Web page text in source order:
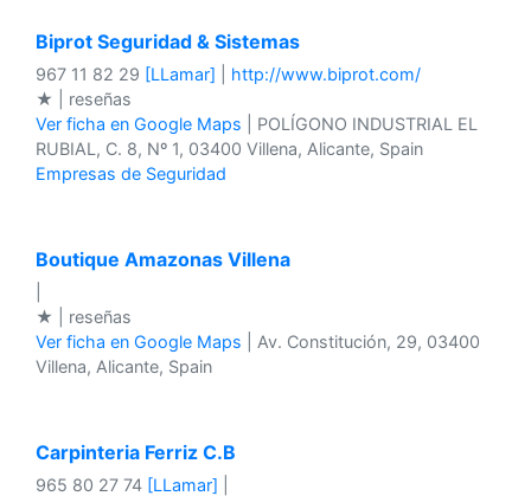
Biprot Seguridad & Sistemas
967 11 82 29 [LLamar]
http://www.biprot.com/
★ | reseñas
Ver ficha en Google Maps | POLÍGONO INDUSTRIAL EL
RUBIAL, C. 8, Nº 1, 03400 Villena, Alicante, Spain
Empresas de Seguridad
Boutique Amazonas Villena
★ | reseñas
Ver ficha en Google Maps | Av. Constitución, 29, 03400
Villena, Alicante, Spain
Carpinteria Ferriz C.B
965 80 27 74 [LLamar]